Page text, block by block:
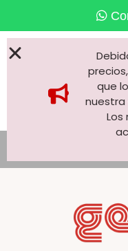
que
nuestra